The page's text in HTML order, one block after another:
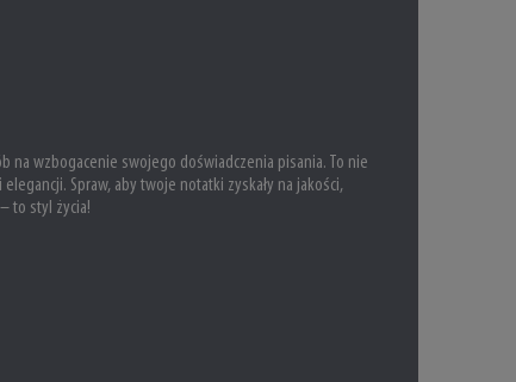
na wzbogacenie swojego doświadczenia pisania. To nie
Spraw, aby twoje notatki zyskały na jakości,
to styl życia!